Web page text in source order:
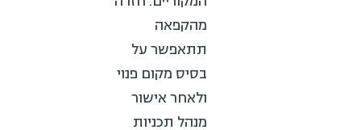
מהקפאה
תתאפשר על
בסיס מקום פנוי
ולאחר אישור
מנהל תכניות